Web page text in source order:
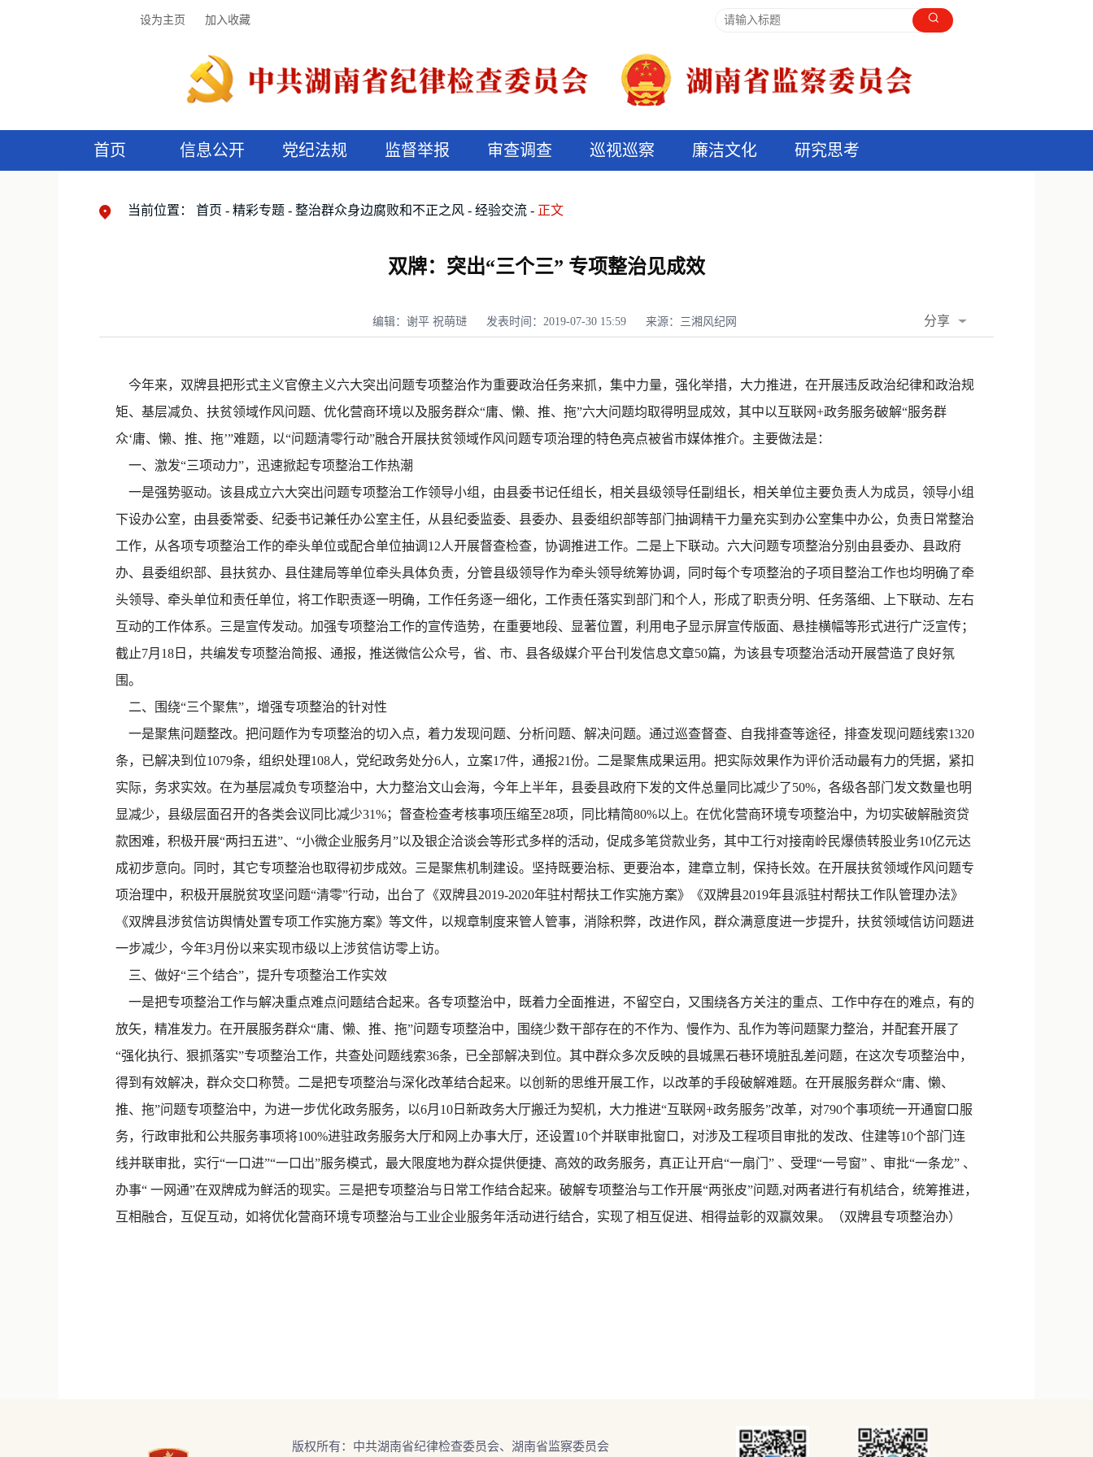
设为主页 加入收藏
首页 信息公开 党纪法规 监督举报 审查调查 巡视巡察 廉洁文化 研究思考
当前位置： 首页 精彩专题 整治群众身边腐败和不正之风 经验交流 正文
双牌：突出“三个三” 专项整治见成效
编辑：谢平 祝萌琎 发表时间：2019-07-30 15:59 来源：三湘风纪网 分享
新浪微博
QQ
今年来，双牌县把形式主义官僚主义六大突出问题专项整治作为重要政治任务来抓，集中力量，强化举措，大力推进，在开展违反政治纪律和政治规
矩、基层减负、扶贫领域作风问题、优化营商环境以及服务群众“庸、懒、推、拖”六大问题均取得明显成效，其中以互联网+政务服务破解“服务群
众‘庸、懒、推、拖’”难题，以“问题清零行动”融合开展扶贫领域作风问题专项治理的特色亮点被省市媒体推介。主要做法是：
一、激发“三项动力”，迅速掀起专项整治工作热潮
一是强势驱动。该县成立六大突出问题专项整治工作领导小组，由县委书记任组长，相关县级领导任副组长，相关单位主要负责人为成员，领导小组
下设办公室，由县委常委、纪委书记兼任办公室主任，从县纪委监委、县委办、县委组织部等部门抽调精干力量充实到办公室集中办公，负责日常整治
工作，从各项专项整治工作的牵头单位或配合单位抽调12人开展督查检查，协调推进工作。二是上下联动。六大问题专项整治分别由县委办、县政府
办、县委组织部、县扶贫办、县住建局等单位牵头具体负责，分管县级领导作为牵头领导统筹协调，同时每个专项整治的子项目整治工作也均明确了牵
头领导、牵头单位和责任单位，将工作职责逐一明确，工作任务逐一细化，工作责任落实到部门和个人，形成了职责分明、任务落细、上下联动、左右
互动的工作体系。三是宣传发动。加强专项整治工作的宣传造势，在重要地段、显著位置，利用电子显示屏宣传版面、悬挂横幅等形式进行广泛宣传；
截止7月18日，共编发专项整治简报、通报，推送微信公众号，省、市、县各级媒介平台刊发信息文章50篇，为该县专项整治活动开展营造了良好氛
围。
二、围绕“三个聚焦”，增强专项整治的针对性
一是聚焦问题整改。把问题作为专项整治的切入点，着力发现问题、分析问题、解决问题。通过巡查督查、自我排查等途径，排查发现问题线索1320
条，已解决到位1079条，组织处理108人，党纪政务处分6人，立案17件，通报21份。二是聚焦成果运用。把实际效果作为评价活动最有力的凭据，紧扣
实际，务求实效。在为基层减负专项整治中，大力整治文山会海，今年上半年，县委县政府下发的文件总量同比减少了50%，各级各部门发文数量也明
显减少，县级层面召开的各类会议同比减少31%；督查检查考核事项压缩至28项，同比精简80%以上。在优化营商环境专项整治中，为切实破解融资贷
款困难，积极开展“两扫五进”、“小微企业服务月”以及银企洽谈会等形式多样的活动，促成多笔贷款业务，其中工行对接南岭民爆债转股业务10亿元达
成初步意向。同时，其它专项整治也取得初步成效。三是聚焦机制建设。坚持既要治标、更要治本，建章立制，保持长效。在开展扶贫领域作风问题专
项治理中，积极开展脱贫攻坚问题“清零”行动，出台了《双牌县2019-2020年驻村帮扶工作实施方案》《双牌县2019年县派驻村帮扶工作队管理办法》
《双牌县涉贫信访舆情处置专项工作实施方案》等文件，以规章制度来管人管事，消除积弊，改进作风，群众满意度进一步提升，扶贫领域信访问题进
一步减少，今年3月份以来实现市级以上涉贫信访零上访。
三、做好“三个结合”，提升专项整治工作实效
一是把专项整治工作与解决重点难点问题结合起来。各专项整治中，既着力全面推进，不留空白，又围绕各方关注的重点、工作中存在的难点，有的
放矢，精准发力。在开展服务群众“庸、懒、推、拖”问题专项整治中，围绕少数干部存在的不作为、慢作为、乱作为等问题聚力整治，并配套开展了
“强化执行、狠抓落实”专项整治工作，共查处问题线索36条，已全部解决到位。其中群众多次反映的县城黑石巷环境脏乱差问题，在这次专项整治中，
得到有效解决，群众交口称赞。二是把专项整治与深化改革结合起来。以创新的思维开展工作，以改革的手段破解难题。在开展服务群众“庸、懒、
推、拖”问题专项整治中，为进一步优化政务服务，以6月10日新政务大厅搬迁为契机，大力推进“互联网+政务服务”改革，对790个事项统一开通窗口服
务，行政审批和公共服务事项将100%进驻政务服务大厅和网上办事大厅，还设置10个并联审批窗口，对涉及工程项目审批的发改、住建等10个部门连
线并联审批，实行“一口进”“一口出”服务模式，最大限度地为群众提供便捷、高效的政务服务，真正让开启“一扇门” 、受理“一号窗” 、审批“一条龙” 、
办事“ 一网通”在双牌成为鲜活的现实。三是把专项整治与日常工作结合起来。破解专项整治与工作开展“两张皮”问题,对两者进行有机结合，统筹推进，
互相融合，互促互动，如将优化营商环境专项整治与工业企业服务年活动进行结合，实现了相互促进、相得益彰的双赢效果。（双牌县专项整治办）
版权所有：中共湖南省纪律检查委员会、湖南省监察委员会